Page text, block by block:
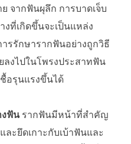
จากฟันผุลึก การบาดเจ็บ
ที่เกิดขึ้นจะเป็นแหล่ง
รรักษารากฟันอย่างถูกวิธี
ลงไปในโพรงประสาทฟัน
ชื้อรุนแรงขึ้นได้
งฟันรากฟันมีหน้าที่สำคัญ
ะยึดเกาะกับเบ้าฟันและ